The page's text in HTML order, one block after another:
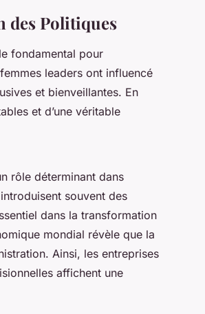
des Politiques
fondamental pour
leaders ont influencé
et bienveillantes. En
et d’une véritable
rôle déterminant dans
souvent des
dans la transformation
mondial révèle que la
Ainsi, les entreprises
affichent une